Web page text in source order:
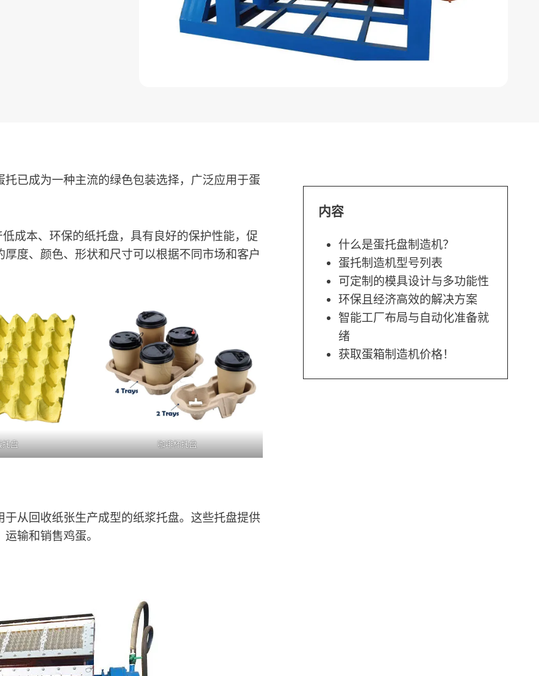
已成为一种主流的绿色包装选择，广泛应用于蛋
成本、环保的纸托盘，具有良好的保护性能，促
度、颜色、形状和尺寸可以根据不同市场和客户
托盘 咖啡杯托盘
从回收纸张生产成型的纸浆托盘。这些托盘提供
输和销售鸡蛋。
内容
什么是蛋托盘制造机？
蛋托制造机型号列表
可定制的模具设计与多功能性
环保且经济高效的解决方案
智能工厂布局与自动化准备就
绪
获取蛋箱制造机价格！